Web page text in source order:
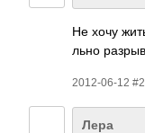
Не хочу
льно
2012-06-12
Лера